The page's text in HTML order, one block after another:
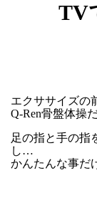
TV
エクササイズの
Q-Ren骨盤体操
足の指と手の指
し…
かんたんな事だ